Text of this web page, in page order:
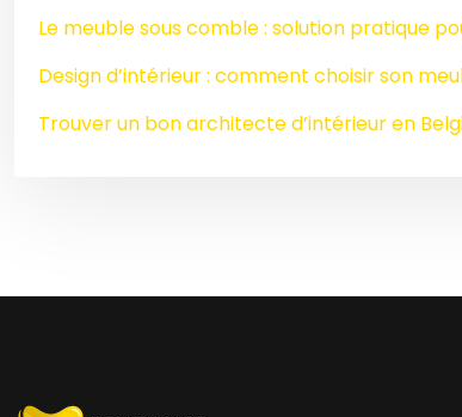
Le meuble sous comble : solution pratique
Design d’intérieur : comment choisir son
Trouver un bon architecte d’intérieur en